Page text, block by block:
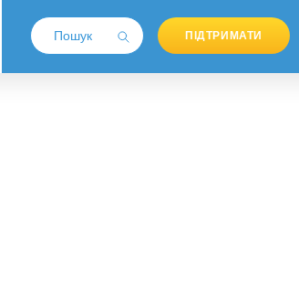
ПІДТРИМАТИ